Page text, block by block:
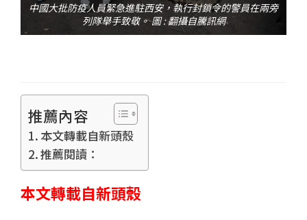
中國大批防疫人員緊急進駐西安，執行封鎖令的警員在兩旁
列隊舉手致敬。 圖 : 翻攝自騰訊網
推薦內容
本文轉載自新頭殼
推薦閱讀：
本文轉載自新頭殼